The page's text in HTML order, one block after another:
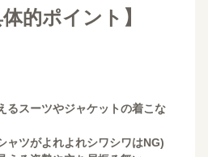
的ポイント】
るスーツやジャケットの着こな
ャツがよれよれシワシワはNG)